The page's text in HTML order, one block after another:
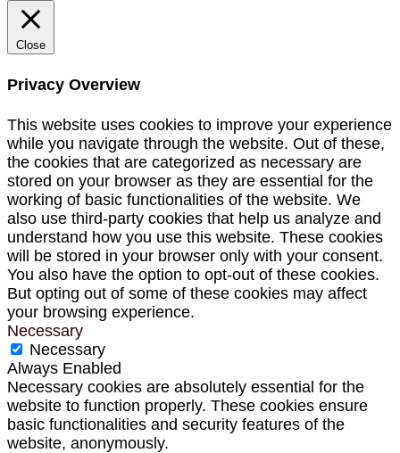
Close
Privacy Overview
This website uses cookies to improve your experience
while you navigate through the website. Out of these,
the cookies that are categorized as necessary are
stored on your browser as they are essential for the
working of basic functionalities of the website. We
also use third-party cookies that help us analyze and
understand how you use this website. These cookies
will be stored in your browser only with your consent.
You also have the option to opt-out of these cookies.
But opting out of some of these cookies may affect
your browsing experience.
Necessary
Necessary
Always Enabled
Necessary cookies are absolutely essential for the
website to function properly. These cookies ensure
basic functionalities and security features of the
website, anonymously.